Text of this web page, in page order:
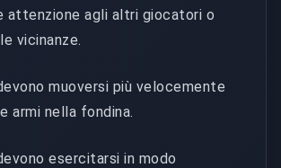
attenzione agli altri giocatori o
vicinanze.
muoversi più velocemente
armi nella fondina.
esercitarsi in modo